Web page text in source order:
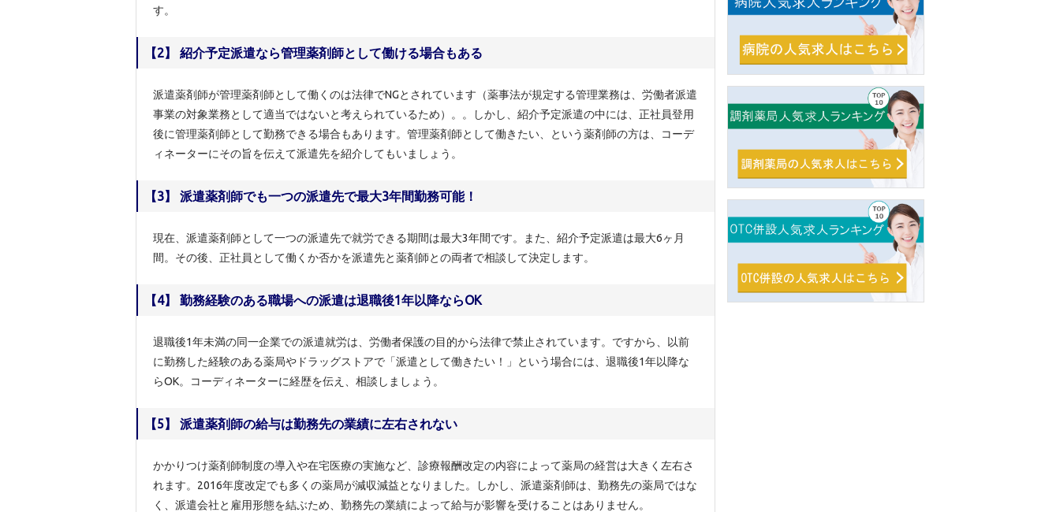
す。
【2】 紹介予定派遣なら管理薬剤師として働ける場合もある
派遣薬剤師が管理薬剤師として働くのは法律でNGとされています（薬事法が規定する管理業務は、労働者派遣
事業の対象業務として適当ではないと考えられているため）。。しかし、紹介予定派遣の中には、正社員登用
後に管理薬剤師として勤務できる場合もあります。管理薬剤師として働きたい、という薬剤師の方は、コーデ
ィネーターにその旨を伝えて派遣先を紹介してもいましょう。
【3】 派遣薬剤師でも一つの派遣先で最大3年間勤務可能！
現在、派遣薬剤師として一つの派遣先で就労できる期間は最大3年間です。また、紹介予定派遣は最大6ヶ月
間。その後、正社員として働くか否かを派遣先と薬剤師との両者で相談して決定します。
【4】 勤務経験のある職場への派遣は退職後1年以降ならOK
退職後1年未満の同一企業での派遣就労は、労働者保護の目的から法律で禁止されています。ですから、以前
に勤務した経験のある薬局やドラッグストアで「派遣として働きたい！」という場合には、退職後1年以降な
らOK。コーディネーターに経歴を伝え、相談しましょう。
【5】 派遣薬剤師の給与は勤務先の業績に左右されない
かかりつけ薬剤師制度の導入や在宅医療の実施など、診療報酬改定の内容によって薬局の経営は大きく左右さ
れます。2016年度改定でも多くの薬局が減収減益となりました。しかし、派遣薬剤師は、勤務先の薬局ではな
く、派遣会社と雇用形態を結ぶため、勤務先の業績によって給与が影響を受けることはありません。